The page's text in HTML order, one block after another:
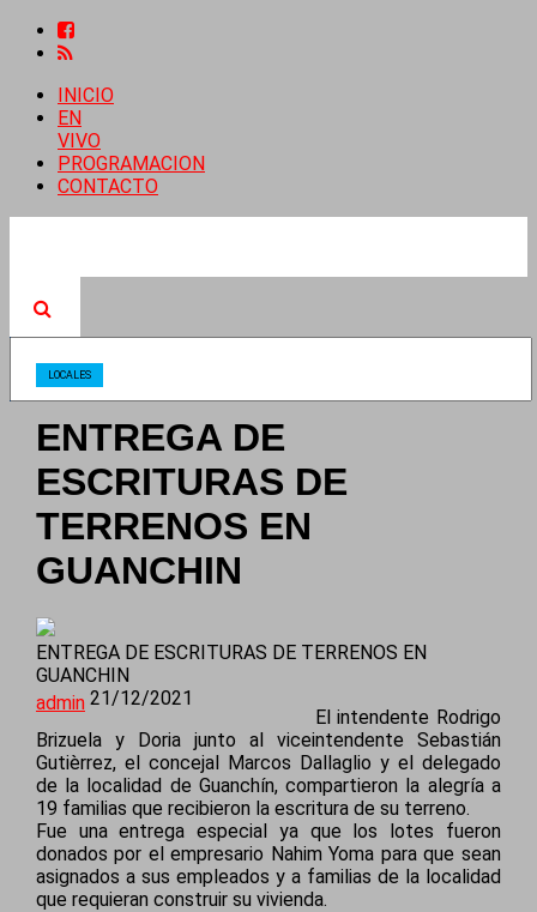
INICIO
EN
VIVO
PROGRAMACION
CONTACTO
LOCALES
ENTREGA DE
ESCRITURAS DE
TERRENOS EN
GUANCHIN
ENTREGA DE ESCRITURAS DE TERRENOS EN
GUANCHIN
admin 21/12/2021
El intendente Rodrigo
Brizuela y Doria junto al viceintendente Sebastián
Gutièrrez, el concejal Marcos Dallaglio y el delegado
de la localidad de Guanchín, compartieron la alegría a
19 familias que recibieron la escritura de su terreno.
Fue una entrega especial ya que los lotes fueron
donados por el empresario Nahim Yoma para que sean
asignados a sus empleados y a familias de la localidad
que requieran construir su vivienda.